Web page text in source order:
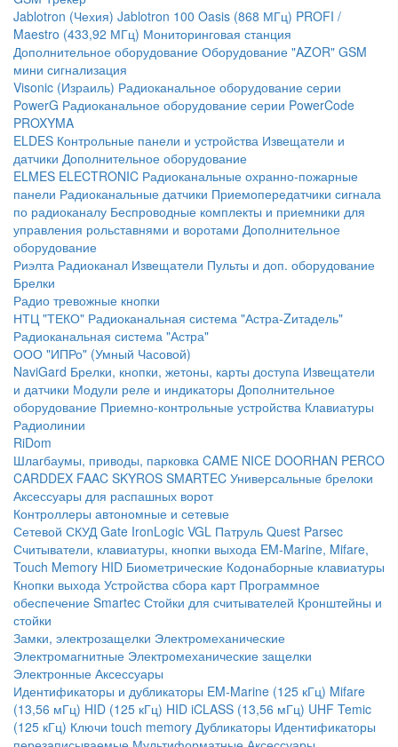
Jablotron (Чехия) Jablotron 100 Oasis (868 МГц) PROFI /
Maestro (433,92 МГц) Мониторинговая станция
Дополнительное оборудование Оборудование "AZOR" GSM
мини сигнализация
Visonic (Израиль) Радиоканальное оборудование серии
PowerG Радиоканальное оборудование серии PowerCode
PROXYMA
ELDES Контрольные панели и устройства Извещатели и
датчики Дополнительное оборудование
ELMES ELECTRONIC Радиоканальные охранно-пожарные
панели Радиоканальные датчики Приемопередатчики сигнала
по радиоканалу Беспроводные комплекты и приемники для
управления рольставнями и воротами Дополнительное
оборудование
Риэлта Радиоканал Извещатели Пульты и доп. оборудование
Брелки
Радио тревожные кнопки
НТЦ "ТЕКО" Радиоканальная система "Астра-Zитадель"
Радиоканальная система "Астра"
ООО "ИПРо" (Умный Часовой)
NaviGard Брелки, кнопки, жетоны, карты доступа Извещатели
и датчики Модули реле и индикаторы Дополнительное
оборудование Приемно-контрольные устройства Клавиатуры
Радиолинии
RiDom
Шлагбаумы, приводы, парковка CAME NICE DOORHAN PERCO
CARDDEX FAAC SKYROS SMARTEC Универсальные брелоки
Аксессуары для распашных ворот
Контроллеры автономные и сетевые
Сетевой СКУД Gate IronLogic VGL Патруль Quest Parsec
Считыватели, клавиатуры, кнопки выхода EM-Marine, Mifare,
Touch Memory HID Биометрические Кодонаборные клавиатуры
Кнопки выхода Устройства сбора карт Программное
обеспечение Smartec Стойки для считывателей Кронштейны и
стойки
Замки, электрозащелки Электромеханические
Электромагнитные Электромеханические защелки
Электронные Аксессуары
Идентификаторы и дубликаторы EM-Marine (125 кГц) Mifare
(13,56 мГц) HID (125 кГц) HID iCLASS (13,56 мГц) UHF Temic
(125 кГц) Ключи touch memory Дубликаторы Идентификаторы